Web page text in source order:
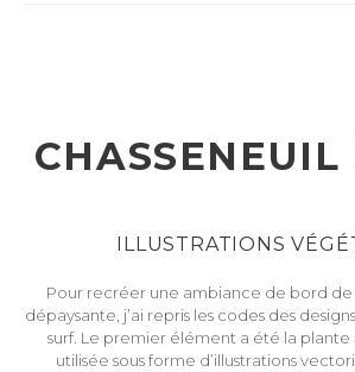
CHASSENEUIL
ILLUSTRATIONS
Pour recréer une ambiance de bord
dépaysante, j’ai repris les codes des
surf. Le premier élément a été la plante
utilisée sous forme d’illustrations